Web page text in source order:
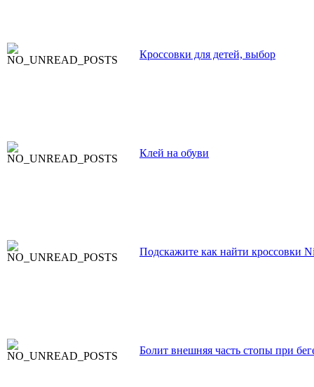
Кроссовки для детей, выбор
Клей на обуви
Подскажите как найти кроссовки
Болит внешняя часть стопы при